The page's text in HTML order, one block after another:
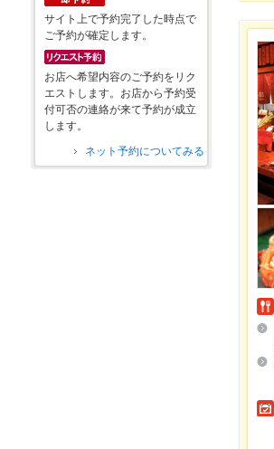
サイト上で予約完了した時点で
ご予約が確定します。
お店へ希望内容のご予約をリク
エストします。お店から予約受
付可否の連絡が来て予約が成立
します。
ネット予約についてみる